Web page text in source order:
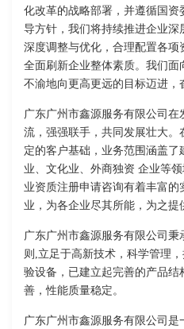
化改革的战略部署，并遵循国
导方针，我们将持续推进企业
深度调整与优化，合理配置各项
全面刷新企业整体素质。我们
不渝地向更高更远的目标迈进，
广东广州市鑫源服务有限公司
流，强强联手，共同发展壮大
定的客户基础，业务范围涵盖
业、文化业、外商独资 企业等
业资质注册申请咨询有着丰富
业，为各企业尽其所能，为之提
广东广州市鑫源服务有限公司秉
则,立足于高新技术，科学管理
验设备，已建立起完善的产品
善，性能质量稳定。
广东广州市鑫源服务有限公司是